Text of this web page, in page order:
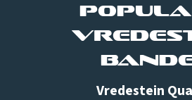
Vredestein